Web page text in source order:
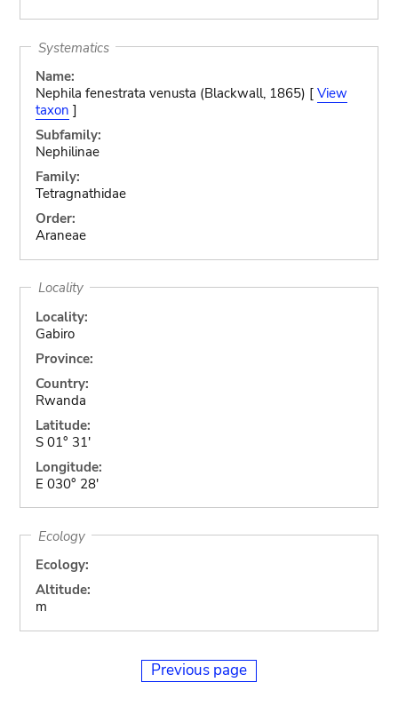
Systematics
Name:
Nephila fenestrata venusta (Blackwall, 1865) [ View
taxon ]
Subfamily:
Nephilinae
Family:
Tetragnathidae
Order:
Araneae
Locality
Locality:
Gabiro
Province:
Country:
Rwanda
Latitude:
S 01° 31'
Longitude:
E 030° 28'
Ecology
Ecology:
Altitude:
m
Previous page